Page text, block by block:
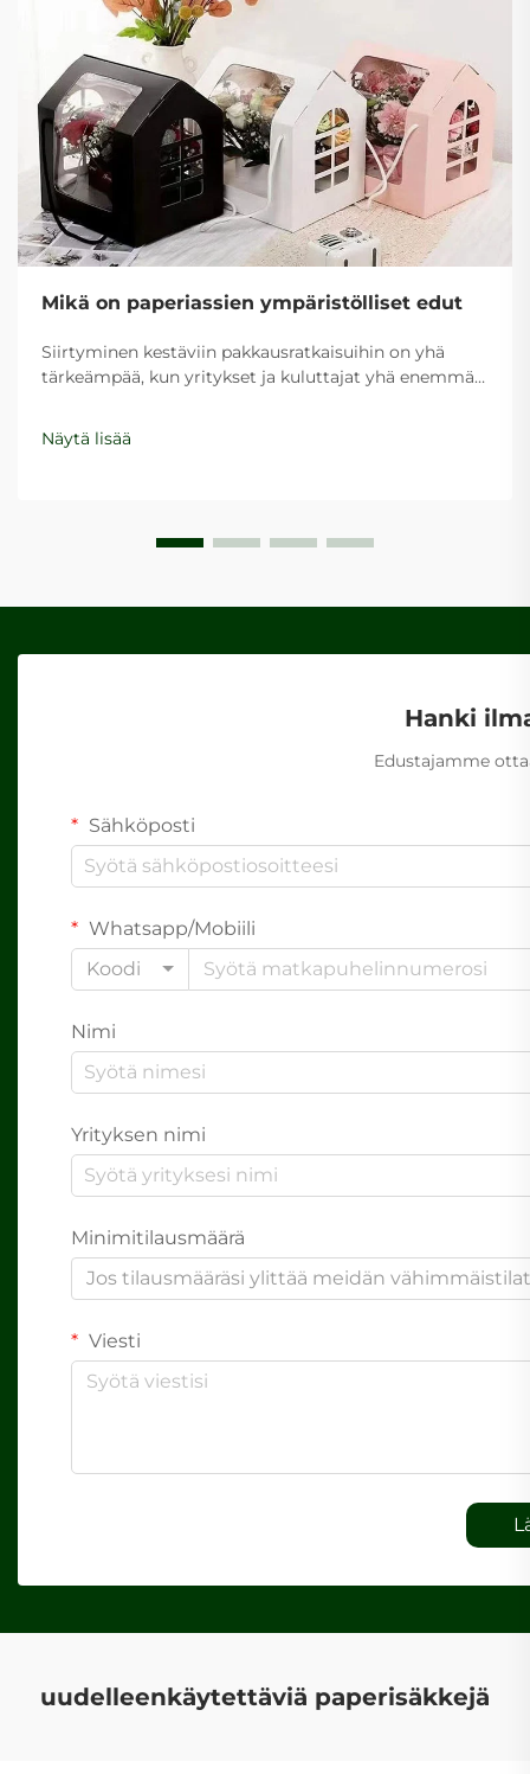
Mikä on paperiassien ympäristölliset edut
Siirtyminen kestäviin pakkausratkaisuihin on yhä
tärkeämpää, kun yritykset ja kuluttajat yhä enemmän
Paperipussit ovat nousseet johtavaksi vaihtoehdoksi
muovipakkauksiin verrattuna ja tarjoavat lukuisia...
Näytä lisää
Hanki
Edustajamme
Sähköposti
Whatsapp/Mobiili
Koodi
Nimi
Yrityksen nimi
Minimitilausmäärä
Jos tilausmääräsi ylittää meidän
Viesti
uudelleenkäytettäviä paperisäkkejä